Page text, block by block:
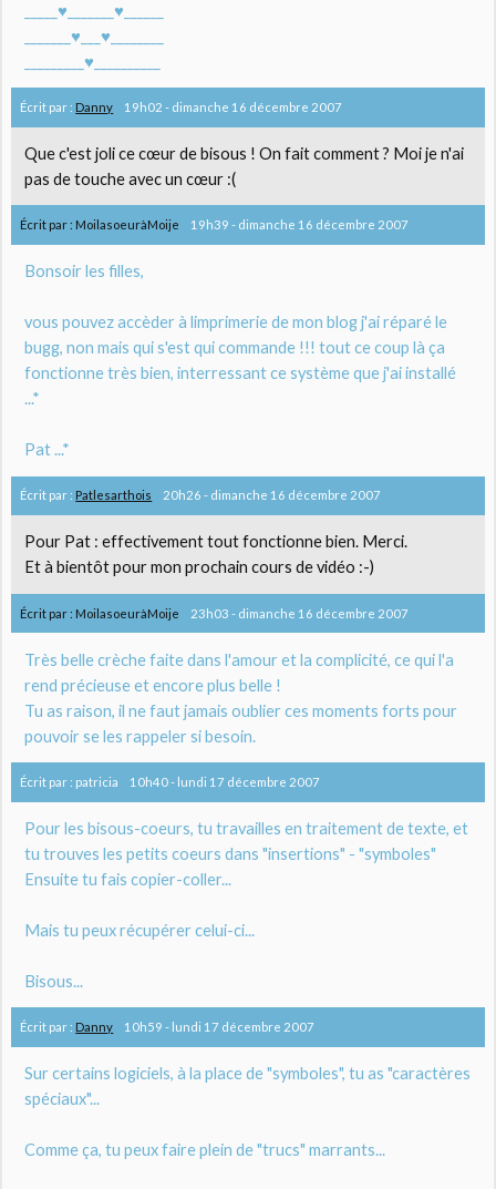
_____♥_______♥______
_______♥___♥________
_________♥__________
Écrit par : Danny 19h02 - dimanche 16 décembre 2007
Que c'est joli ce cœur de bisous ! On fait comment ? Moi je n'ai
pas de touche avec un cœur :(
Écrit par : MoilasoeuràMoije 19h39 - dimanche 16 décembre 2007
Bonsoir les filles,
vous pouvez accèder à limprimerie de mon blog j'ai réparé le
bugg, non mais qui s'est qui commande !!! tout ce coup là ça
fonctionne très bien, interressant ce système que j'ai installé
...*
Pat ...*
Écrit par : Patlesarthois 20h26 - dimanche 16 décembre 2007
Pour Pat : effectivement tout fonctionne bien. Merci.
Et à bientôt pour mon prochain cours de vidéo :-)
Écrit par : MoilasoeuràMoije 23h03 - dimanche 16 décembre 2007
Très belle crèche faite dans l'amour et la complicité, ce qui l'a
rend précieuse et encore plus belle !
Tu as raison, il ne faut jamais oublier ces moments forts pour
pouvoir se les rappeler si besoin.
Écrit par : patricia 10h40- lundi 17 décembre 2007
Pour les bisous-coeurs, tu travailles en traitement de texte, et
tu trouves les petits coeurs dans "insertions" - "symboles"
Ensuite tu fais copier-coller...
Mais tu peux récupérer celui-ci...
Bisous...
Écrit par : Danny 10h59 - lundi 17 décembre 2007
Sur certains logiciels, à la place de "symboles", tu as "caractères
spéciaux"...
Comme ça, tu peux faire plein de "trucs" marrants...